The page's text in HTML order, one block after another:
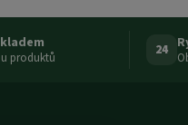
produktů 24